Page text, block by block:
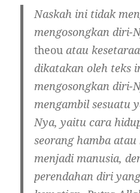
Naskah ini tidak
mengosongkan diri-
theou atau
dikatakan oleh teks
mengosongkan diri-
mengambil sesuatu
Nya, yaitu cara
seorang hamba atau
menjadi manusia,
perendahan diri